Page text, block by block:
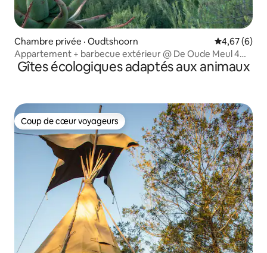
Chambre privée · Oudtshoorn Note
4,67 (6)
Appartement + barbecue extérieur @ De Oude Meul 4
adultes 2 enfants
Gîtes écologiques adaptés aux animaux
Coup de cœur voyageurs
Coup de cœur voyageurs